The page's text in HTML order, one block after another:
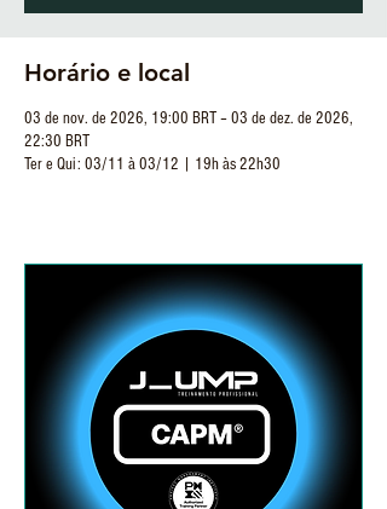
Horário e local
03 de nov. de 2026, 19:00 BRT – 03 de dez. de 2026,
22:30 BRT
Ter e Qui: 03/11 à 03/12 | 19h às 22h30